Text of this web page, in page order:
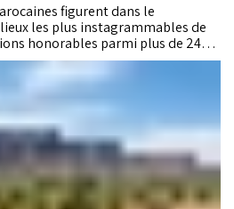
figurent dans le
les plus instagrammables de
honorables parmi plus de 240
insolites analysés à travers le
Google ainsi que la
TikTok, cette étude publiée par
grandissant du Maroc au
est de plus en plus
et le contenu visuel.